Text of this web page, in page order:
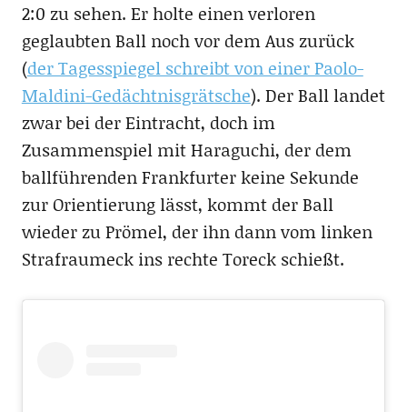
2:0 zu sehen. Er holte einen verloren
geglaubten Ball noch vor dem Aus zurück
(der Tagesspiegel schreibt von einer Paolo-
Maldini-Gedächtnisgrätsche). Der Ball landet
zwar bei der Eintracht, doch im
Zusammenspiel mit Haraguchi, der dem
ballführenden Frankfurter keine Sekunde
zur Orientierung lässt, kommt der Ball
wieder zu Prömel, der ihn dann vom linken
Strafraumeck ins rechte Toreck schießt.